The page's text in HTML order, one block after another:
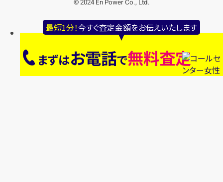
最短1分！今すぐ査定金額をお伝えいたします
まずはお電話で無料査定
© 2024 En Power Co., Ltd.